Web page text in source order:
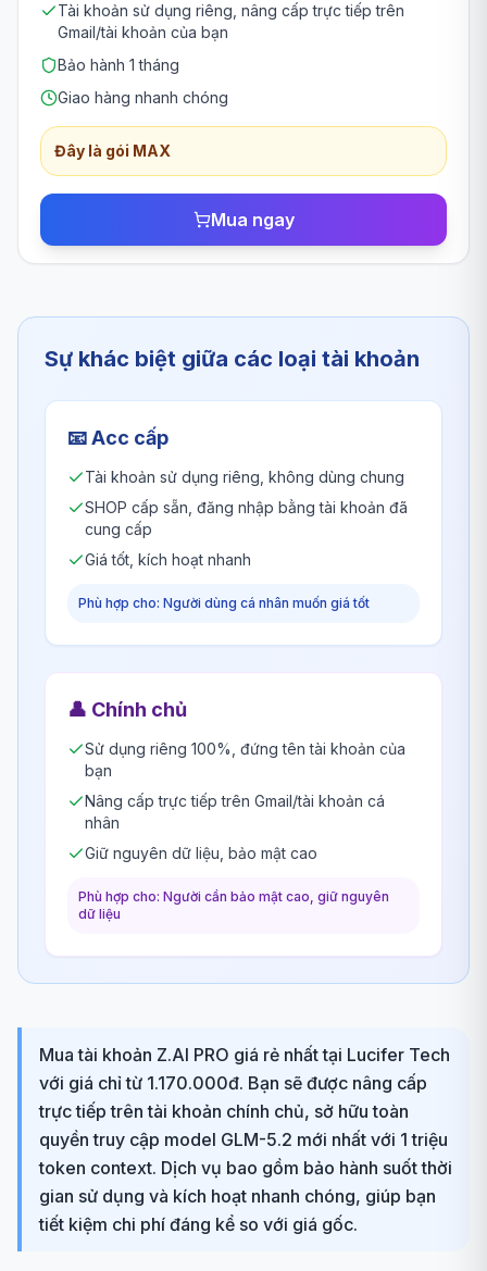
Tài khoản sử dụng riêng, nâng cấp trực tiếp trên
Gmail/tài khoản của bạn
Bảo hành 1 tháng
Giao hàng nhanh chóng
Đây là gói MAX
Mua ngay
Sự khác biệt giữa các loại tài khoản
📧Acc cấp
Tài khoản sử dụng riêng, không dùng chung
SHOP cấp sẵn, đăng nhập bằng tài khoản đã
cung cấp
Giá tốt, kích hoạt nhanh
Phù hợp cho: Người dùng cá nhân muốn giá tốt
👤 Chính chủ
Sử dụng riêng 100%, đứng tên tài khoản của
bạn
Nâng cấp trực tiếp trên Gmail/tài khoản cá
nhân
Giữ nguyên dữ liệu, bảo mật cao
Phù hợp cho: Người cần bảo mật cao, giữ nguyên
dữ liệu
Mua tài khoản Z.AI PRO giá rẻ nhất tại Lucifer Tech
với giá chỉ từ 1.170.000đ. Bạn sẽ được nâng cấp
trực tiếp trên tài khoản chính chủ, sở hữu toàn
quyền truy cập model GLM-5.2 mới nhất với 1 triệu
token context. Dịch vụ bao gồm bảo hành suốt thời
gian sử dụng và kích hoạt nhanh chóng, giúp bạn
tiết kiệm chi phí đáng kể so với giá gốc.